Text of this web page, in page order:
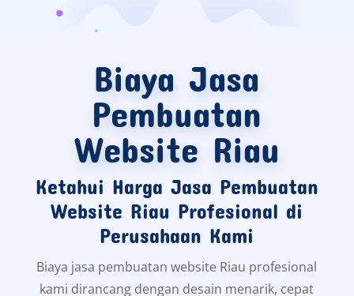
Biaya Jasa
Pembuatan
Website Riau
Ketahui Harga Jasa Pembuatan
Website Riau Profesional di
Perusahaan Kami
Biaya jasa pembuatan website Riau profesional
kami dirancang dengan desain menarik, cepat